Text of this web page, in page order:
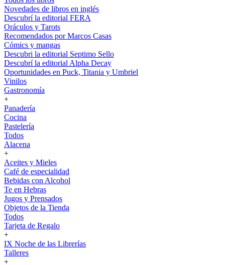
Novedades de libros en inglés
Descubrí la editorial FERA
Oráculos y Tarots
Recomendados por Marcos Casas
Cómics y mangas
Descubri la editorial Septimo Sello
Descubrí la editorial Alpha Decay
Oportunidades en Puck, Titania y Umbriel
Vinilos
Gastronomía
+
Panadería
Cocina
Pastelería
Todos
Alacena
+
Aceites y Mieles
Café de especialidad
Bebidas con Alcohol
Te en Hebras
Jugos y Prensados
Objetos de la Tienda
Todos
Tarjeta de Regalo
+
IX Noche de las Librerías
Talleres
+